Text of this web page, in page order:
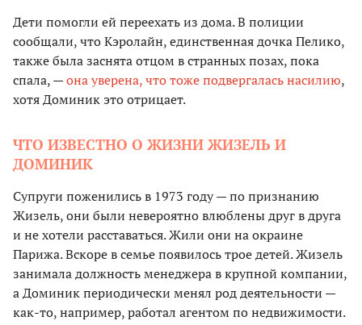
Дети помогли ей переехать из дома. В полиции
сообщали, что Кэролайн, единственная дочка Пелико,
также была заснята отцом в странных позах, пока
спала, —она уверена, что тоже подвергалась насилию,
хотя Доминик это отрицает.
ЧТО ИЗВЕСТНО О ЖИЗНИ ЖИЗЕЛЬ И
ДОМИНИК
Супруги поженились в 1973 году — по признанию
Жизель, они были невероятно влюблены друг в друга
и не хотели расставаться. Жили они на окраине
Парижа. Вскоре в семье появилось трое детей. Жизель
занимала должность менеджера в крупной компании,
а Доминик периодически менял род деятельности —
как-то, например, работал агентом по недвижимости.